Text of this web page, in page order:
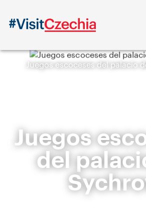
Juegos escoceses del palacio
Juegos
del